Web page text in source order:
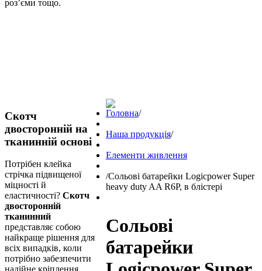
роз’єми тощо.
Скотч
двосторонній на
тканинній основі
Потрібен клейка
стрічка підвищеної
міцності й
еластичності? Скотч
двосторонній
тканинний
представляє собою
найкраще рішення для
всіх випадків, коли
потрібно забезпечити
Головна/
Наша продукція/
Елементи живлення
/Сольові батарейки Logicpower Super
heavy duty AA R6P, в блістері
Сольові
батарейки